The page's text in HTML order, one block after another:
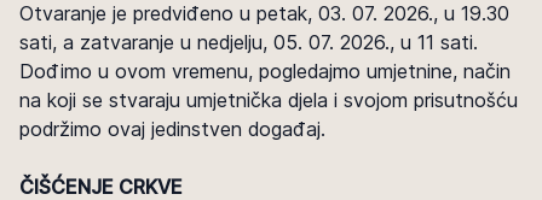
Otvaranje je predviđeno u petak, 03. 07. 2026., u 19.30
sati, a zatvaranje u nedjelju, 05. 07. 2026., u 11 sati.
Dođimo u ovom vremenu, pogledajmo umjetnine, način
na koji se stvaraju umjetnička djela i svojom prisutnošću
podržimo ovaj jedinstven događaj.
ČIŠĆENJE CRKVE